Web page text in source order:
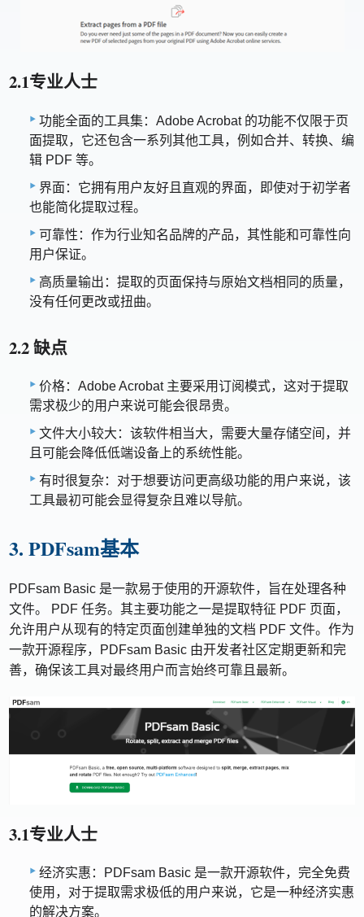
2.1专业人士
功能全面的工具集：Adobe Acrobat 的功能不仅限于页
面提取，它还包含一系列其他工具，例如合并、转换、编
辑 PDF 等。
界面：它拥有用户友好且直观的界面，即使对于初学者
也能简化提取过程。
可靠性：作为行业知名品牌的产品，其性能和可靠性向
用户保证。
高质量输出：提取的页面保持与原始文档相同的质量，
没有任何更改或扭曲。
2.2 缺点
价格：Adobe Acrobat 主要采用订阅模式，这对于提取
需求极少的用户来说可能会很昂贵。
文件大小较大：该软件相当大，需要大量存储空间，并
且可能会降低低端设备上的系统性能。
有时很复杂：对于想要访问更高级功能的用户来说，该
工具最初可能会显得复杂且难以导航。
3. PDFsam基本
PDFsam Basic 是一款易于使用的开源软件，旨在处理各种
文件。 PDF 任务。其主要功能之一是提取特征 PDF 页面，
允许用户从现有的特定页面创建单独的文档 PDF 文件。作为
一款开源程序，PDFsam Basic 由开发者社区定期更新和完
善，确保该工具对最终用户而言始终可靠且最新。
3.1专业人士
经济实惠：PDFsam Basic 是一款开源软件，完全免费
使用，对于提取需求极低的用户来说，它是一种经济实惠
的解决方案。